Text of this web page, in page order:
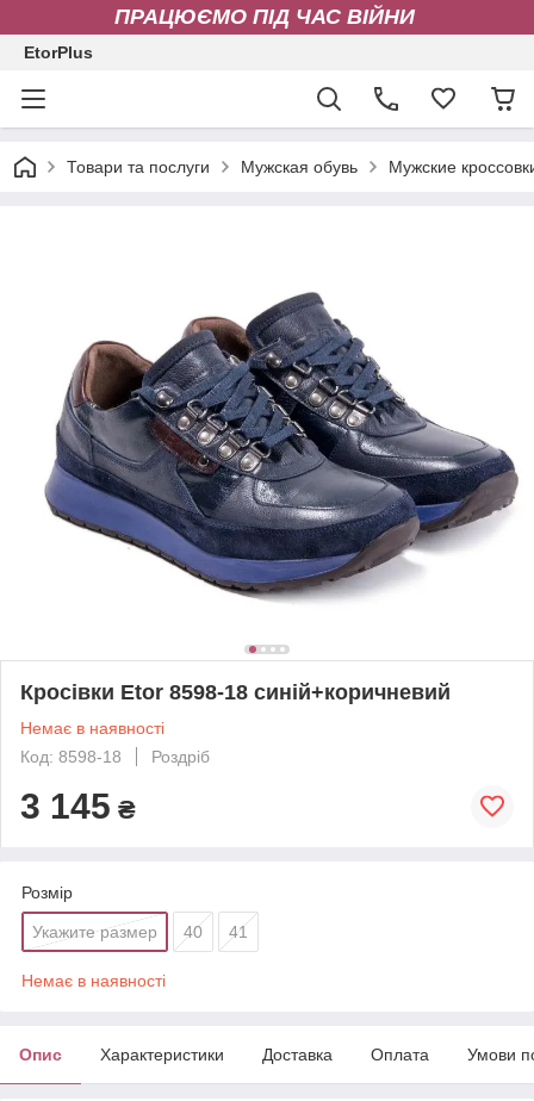
ПРАЦЮЄМО ПІД ЧАС ВІЙНИ
EtorPlus
Товари та послуги Мужская обувь Мужские
Кросівки Etor 8598-18 синій+коричневий
Немає в наявності
Код: 8598-18
Роздріб
3 145 ₴
Розмір
Укажите размер 40 41
Немає в наявності
Опис Характеристики Доставка Оплата Умови